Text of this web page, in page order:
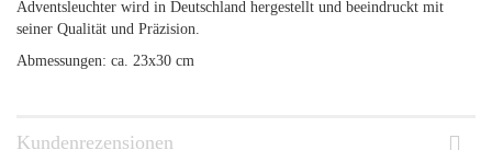
Adventsleuchter wird in Deutschland hergestellt und beeindruckt mit
seiner Qualität und Präzision.
Abmessungen: ca. 23x30 cm
Kundenrezensionen